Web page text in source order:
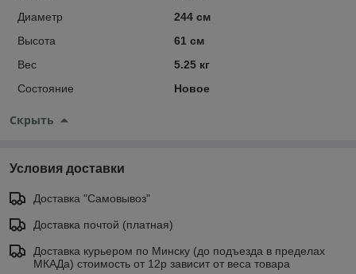
Диаметр
244 см
Высота
61 см
Вес
5.25 кг
Состояние
Новое
Скрыть
Условия доставки
Доставка "Самовывоз"
Доставка почтой (платная)
Доставка курьером по Минску (до подъезда в пределах
МКАДа) стоимость от 12р зависит от веса товара